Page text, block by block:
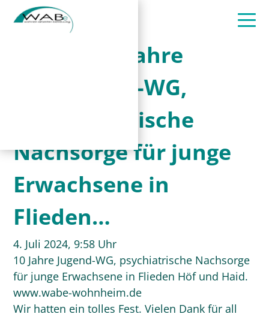
10 Jahre
Jugend-WG,
psychiatrische
Nachsorge für junge
Erwachsene in
Flieden…
4. Juli 2024, 9:58 Uhr
10 Jahre Jugend-WG, psychiatrische Nachsorge
für junge Erwachsene in Flieden Höf und Haid.
www.wabe-wohnheim.de
Wir hatten ein tolles Fest. Vielen Dank für all